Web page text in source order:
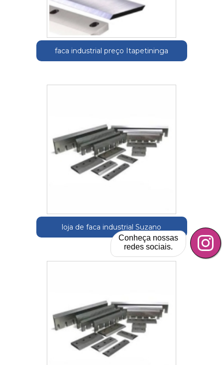
faca industrial preço Itapetininga
loja de faca industrial Suzano
Conheça nossas
redes sociais.